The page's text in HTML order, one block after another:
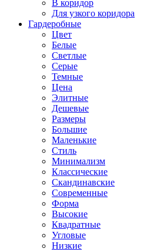
В коридор
Для узкого коридора
Гардеробные
Цвет
Белые
Светлые
Серые
Темные
Цена
Элитные
Дешевые
Размеры
Большие
Маленькие
Стиль
Минимализм
Классические
Скандинавские
Современные
Форма
Высокие
Квадратные
Угловые
Низкие